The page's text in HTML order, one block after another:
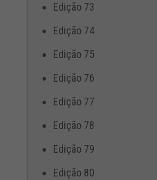
Edição 73
Edição 74
Edição 75
Edição 76
Edição 77
Edição 78
Edição 79
Edição 80